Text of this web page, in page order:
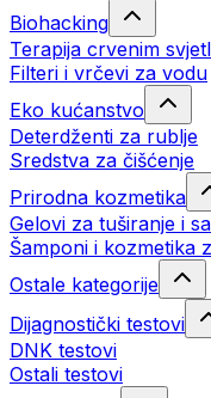
Biohacking
Terapija crvenim
Filteri i vrčevi za vodu
Eko kućanstvo
Deterdženti za rublje
Sredstva za čišćenje
Prirodna kozmetika
Gelovi za tuširanje i
Šamponi i kozmetika
Ostale kategorije
Dijagnostički testovi
DNK testovi
Ostali testovi